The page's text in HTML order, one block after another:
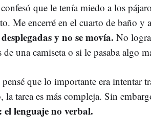
que le tenía miedo a los
Me encerré en el cuarto de baño y
y no se movía. No
una camiseta o si le pasaba algo
que lo importante era intentar
la tarea es más compleja. Sin
el lenguaje no verbal.